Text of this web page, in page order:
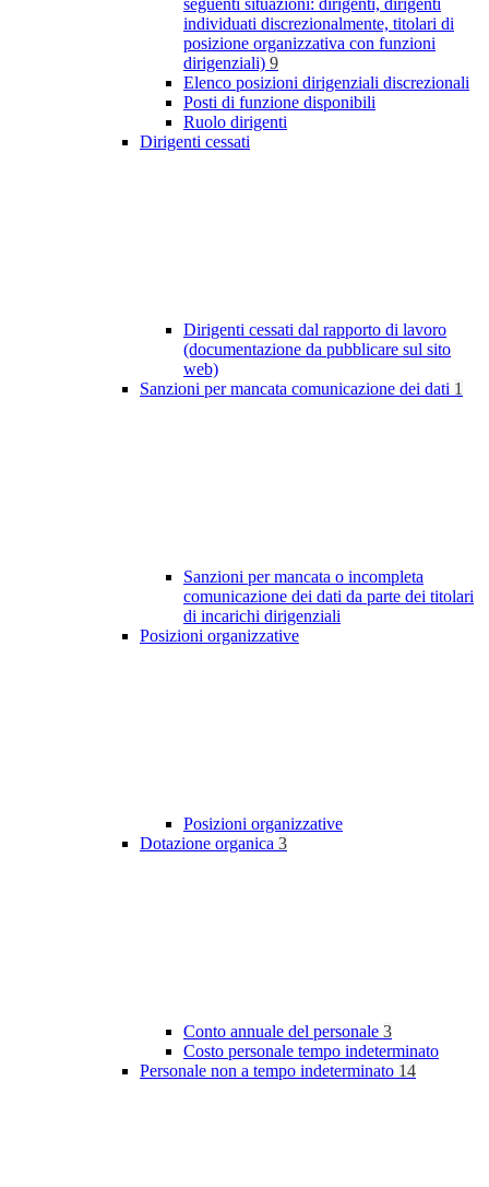
seguenti situazioni: dirigenti, dirigenti
individuati discrezionalmente, titolari di
posizione organizzativa con funzioni
dirigenziali) 9
Elenco posizioni dirigenziali discrezionali
Posti di funzione disponibili
Ruolo dirigenti
Dirigenti cessati
Dirigenti cessati dal rapporto di lavoro
(documentazione da pubblicare sul sito
web)
Sanzioni per mancata comunicazione dei dati 1
Sanzioni per mancata o incompleta
comunicazione dei dati da parte dei titolari
di incarichi dirigenziali
Posizioni organizzative
Posizioni organizzative
Dotazione organica 3
Conto annuale del personale 3
Costo personale tempo indeterminato
Personale non a tempo indeterminato 14